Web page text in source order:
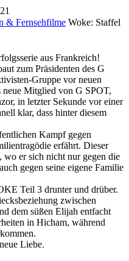
& Fernsehfilme Woke: Staffel
aus Frankreich!
zum Präsidenten des G
Gruppe vor neuen
neue Mitglied von G SPOT,
in letzter Sekunde vor einer
klar, dass hinter diesem
Kampf gegen
erfährt. Dieser
er sich nicht nur gegen die
gegen seine eigene Familie
Teil 3 drunter und drüber.
zwischen
dem süßen Elijah entfacht
in Hicham, während
Liebe.